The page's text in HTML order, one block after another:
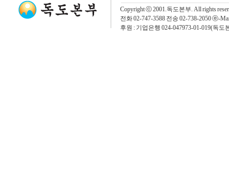
Copyright ⓒ 2001.독도본부. All rights
전화 02-747-3588 전송 02-738-2050 ⓔ-
후원 : 기업은행 024-047973-01-019(독도